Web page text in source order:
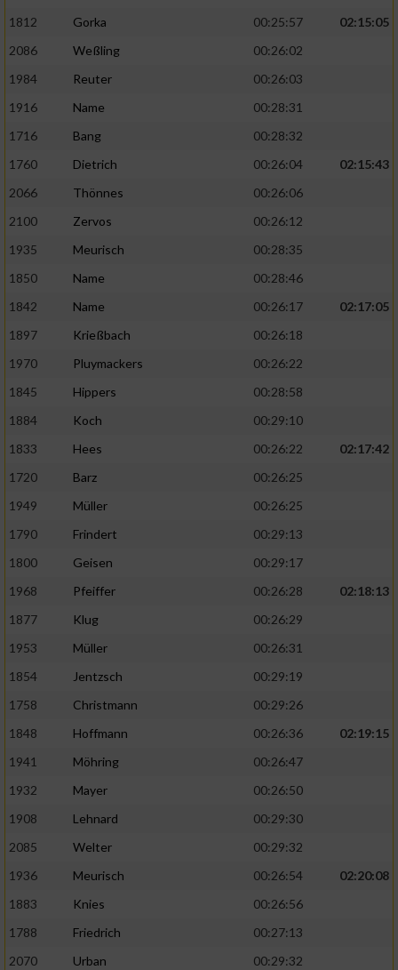
1812
Gorka 00:25:57
02:15:05
2086
Weßling
00:26:02
1984
Reuter
00:26:03
1916
Name
00:28:31
1716
Bang
00:28:32
1760
Dietrich 00:26:04
02:15:43
2066
Thönnes
00:26:06
2100
Zervos
00:26:12
1935
Meurisch
00:28:35
1850
Name
00:28:46
1842
Name 00:26:17
02:17:05
1897
Krießbach
00:26:18
1970
Pluymackers
00:26:22
1845
Hippers
00:28:58
1884
Koch
00:29:10
1833
Hees 00:26:22
02:17:42
1720
Barz
00:26:25
1949
Müller
00:26:25
1790
Frindert
00:29:13
1800
Geisen
00:29:17
1968
Pfeiffer 00:26:28
02:18:13
1877
Klug
00:26:29
1953
Müller
00:26:31
1854
Jentzsch
00:29:19
1758
Christmann
00:29:26
1848
Hoffmann 00:26:36
02:19:15
1941
Möhring
00:26:47
1932
Mayer
00:26:50
1908
Lehnard
00:29:30
2085
Welter
00:29:32
1936
Meurisch 00:26:54
02:20:08
1883
Knies
00:26:56
1788
Friedrich
00:27:13
2070
Urban
00:29:32